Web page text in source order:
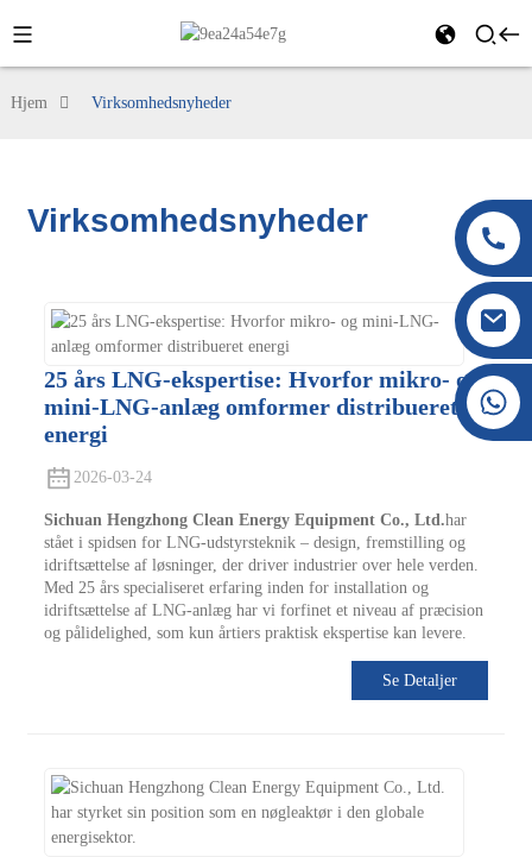
+86 177 8117 4421
Hjem Virksomhedsnyheder
Virksomhedsnyheder
25 års LNG-ekspertise: Hvorfor mikro- og
mini-LNG-anlæg omformer distribueret
energi
2026-03-24
Sichuan Hengzhong Clean Energy Equipment Co., Ltd.har
stået i spidsen for LNG-udstyrsteknik – design, fremstilling og
idriftsættelse af løsninger, der driver industrier over hele verden.
Med 25 års specialiseret erfaring inden for installation og
idriftsættelse af LNG-anlæg har vi forfinet et niveau af præcision
og pålidelighed, som kun årtiers praktisk ekspertise kan levere.
Se Detaljer